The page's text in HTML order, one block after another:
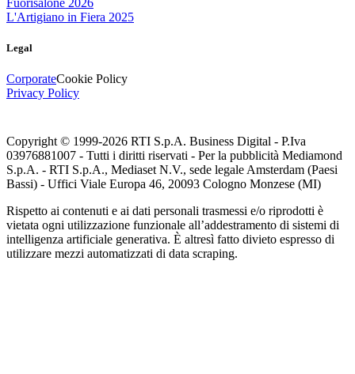
Fuorisalone 2026
L'Artigiano in Fiera 2025
Legal
CorporateCookie Policy
Privacy Policy
Copyright © 1999-2026 RTI S.p.A. Business Digital - P.Iva
03976881007 - Tutti i diritti riservati - Per la pubblicità Mediamond
S.p.A. - RTI S.p.A., Mediaset N.V., sede legale Amsterdam (Paesi
Bassi) - Uffici Viale Europa 46, 20093 Cologno Monzese (MI)
Rispetto ai contenuti e ai dati personali trasmessi e/o riprodotti è
vietata ogni utilizzazione funzionale all’addestramento di sistemi di
intelligenza artificiale generativa. È altresì fatto divieto espresso di
utilizzare mezzi automatizzati di data scraping.